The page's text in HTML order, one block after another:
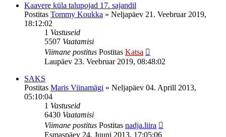
Kaavere küla talupojad 17. sajandil
Postitas Tommy Koukka » Neljapäev 21. Veebruar 2019,
18:12:02
1 Vastuseid
5507 Vaatamisi
Viimane postitus Postitas Katsa
Laupäev 23. Veebruar 2019, 08:48:02
SAKS
Postitas Maris Viinamägi » Neljapäev 04. Aprill 2013,
05:10:04
1 Vastuseid
6430 Vaatamisi
Viimane postitus Postitas nadja.liira
Esmaspäev 24. Juuni 2013, 17:05:06